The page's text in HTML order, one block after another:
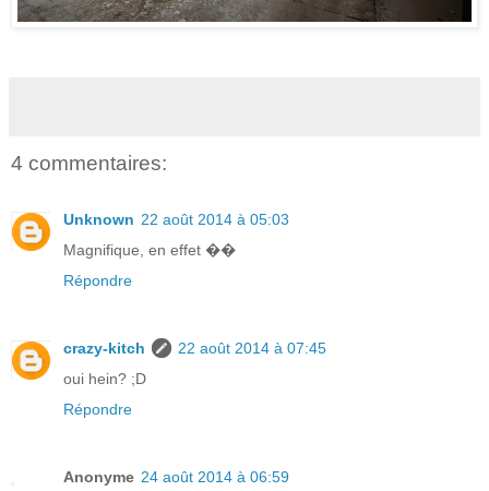
4 commentaires:
Unknown 22 août 2014 à 05:03
Magnifique, en effet ��
Répondre
crazy-kitch
22 août 2014 à 07:45
oui hein? ;D
Répondre
Anonyme 24 août 2014 à 06:59